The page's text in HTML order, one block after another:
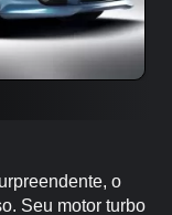
o
Seu motor turbo